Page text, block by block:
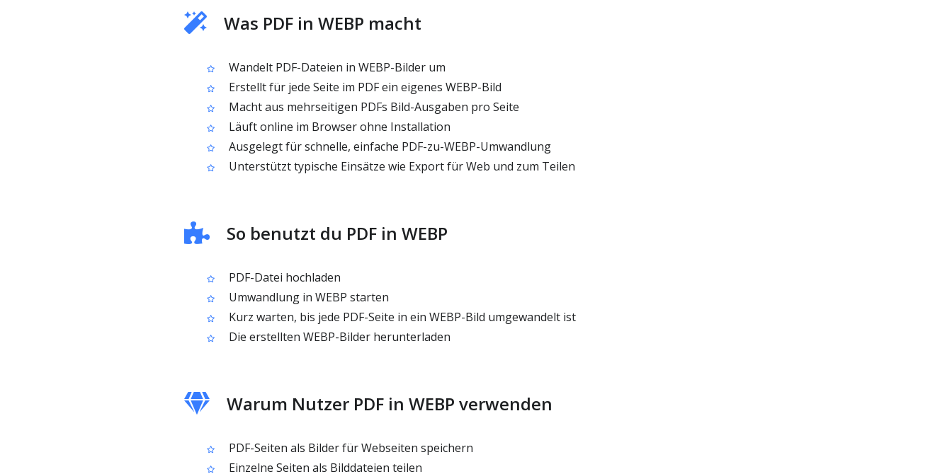
Was PDF in WEBP macht
Wandelt PDF-Dateien in WEBP-Bilder um
Erstellt für jede Seite im PDF ein eigenes WEBP-Bild
Macht aus mehrseitigen PDFs Bild-Ausgaben pro Seite
Läuft online im Browser ohne Installation
Ausgelegt für schnelle, einfache PDF-zu-WEBP-Umwandlung
Unterstützt typische Einsätze wie Export für Web und zum Teilen
So benutzt du PDF in WEBP
PDF-Datei hochladen
Umwandlung in WEBP starten
Kurz warten, bis jede PDF-Seite in ein WEBP-Bild umgewandelt ist
Die erstellten WEBP-Bilder herunterladen
Warum Nutzer PDF in WEBP verwenden
PDF-Seiten als Bilder für Webseiten speichern
Einzelne Seiten als Bilddateien teilen